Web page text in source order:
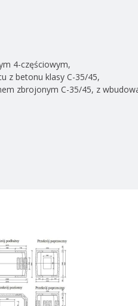
4-częściowym,
z betonu klasy C-35/45,
zbrojonym C-35/45, z